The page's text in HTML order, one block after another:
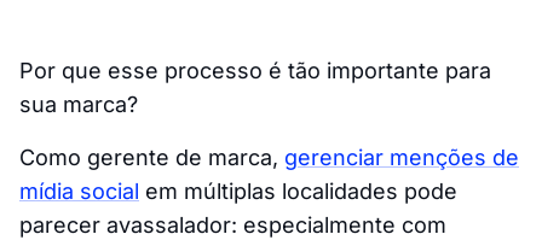
Por que esse processo é tão importante para
sua marca?
Como gerente de marca, gerenciar menções de
mídia social em múltiplas localidades pode
parecer avassalador: especialmente com